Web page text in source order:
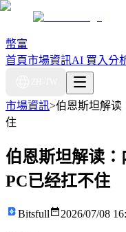
幣富
首頁市場資訊AI 買入分
市場資訊>伯恩斯坦解读
住
伯恩斯坦解读：
PC已经扛不住
Bitsfull 2026/07/08